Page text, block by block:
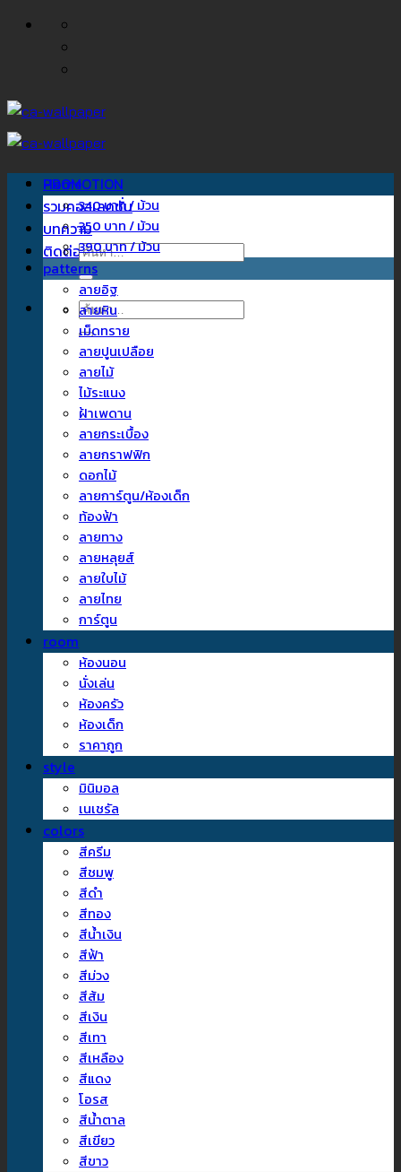
ข้าม
Home
รวมคอลเลคชั่น
บทความ
ติดต่อเรา
ค้นหา:
ค้นหา:
PROMOTION
340 บาท / ม้วน
350 บาท / ม้วน
390 บาท / ม้วน
patterns
ลายอิฐ
ลายหิน
เม็ดทราย
ลายปูนเปลือย
ลายไม้
ไม้ระแนง
ฝ้าเพดาน
ลายกระเบื้อง
ลายกราฟฟิก
ดอกไม้
ลายการ์ตูน/ห้องเด็ก
ท้องฟ้า
ลายทาง
ลายหลุยส์
ลายใบไม้
ลายไทย
การ์ตูน
room
ห้องนอน
นั่งเล่น
ห้องครัว
ห้องเด็ก
ราคาถูก
style
มินิมอล
เนเชรัล
colors
สีครีม
สีชมพู
สีดำ
สีทอง
สีน้ำเงิน
สีฟ้า
สีม่วง
สีส้ม
สีเงิน
สีเทา
สีเหลือง
สีแดง
โอรส
สีน้ำตาล
สีเขียว
สีขาว